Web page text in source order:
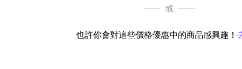
或
也許你會對這些價格優惠中的商品感興趣！